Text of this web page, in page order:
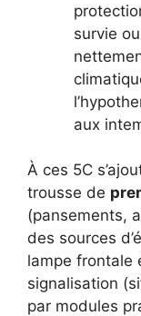
survie
aux
À ces 5C
trousse de
(pansements,
des sources
lampe frontale
signalisation
par modules